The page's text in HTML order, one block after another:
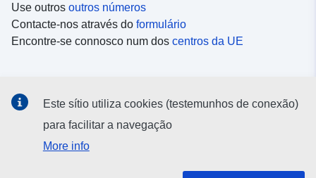
Use outros outros números
Contacte-nos através do formulário
Encontre-se connosco num dos centros da UE
Procure as contas da UE nasredes sociais
Este sítio utiliza cookies (testemunhos de conexão)
para facilitar a navegação
More info